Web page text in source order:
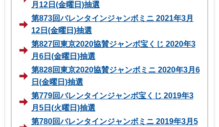
月12日(金曜日)抽選
第873回バレンタインジャンボミニ 2021年3月
12日(金曜日)抽選
第827回東京2020協賛ジャンボ宝くじ 2020年3
月6日(金曜日)抽選
第828回東京2020協賛ジャンボミニ 2020年3月6
日(金曜日)抽選
第779回バレンタインジャンボ宝くじ 2019年3
月5日(火曜日)抽選
第780回バレンタインジャンボミニ 2019年3月5